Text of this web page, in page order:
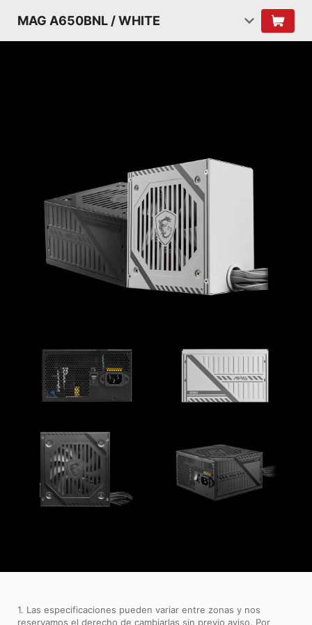
MAG A650BNL / WHITE
1. Las especificaciones pueden variar entre zonas y nos
reservamos el derecho de cambiarlas sin previo aviso. Por